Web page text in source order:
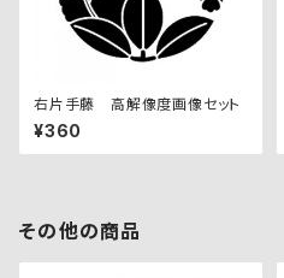
右片手藤 高解像度画像セット
¥360
その他の商品